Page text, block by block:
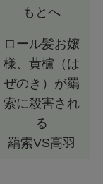
もとへ
ロール髪お嬢
様、黄櫨（は
ぜのき）が羂
索に殺害され
る
羂索VS高羽